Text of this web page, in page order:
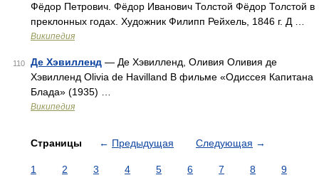
Фёдор Петрович. Фёдор Иванович Толстой Фёдор Толстой в
преклонных годах. Художник Филипп Рейхель, 1846 г. Д …
Википедия
110 Де Хэвилленд — Де Хэвилленд, Оливия Оливия де
Хэвилленд Olivia de Havilland В фильме «Одиссея Капитана
Блада» (1935) …
Википедия
Страницы ← Предыдущая Следующая →
1 2 3 4 5 6 7 8
9